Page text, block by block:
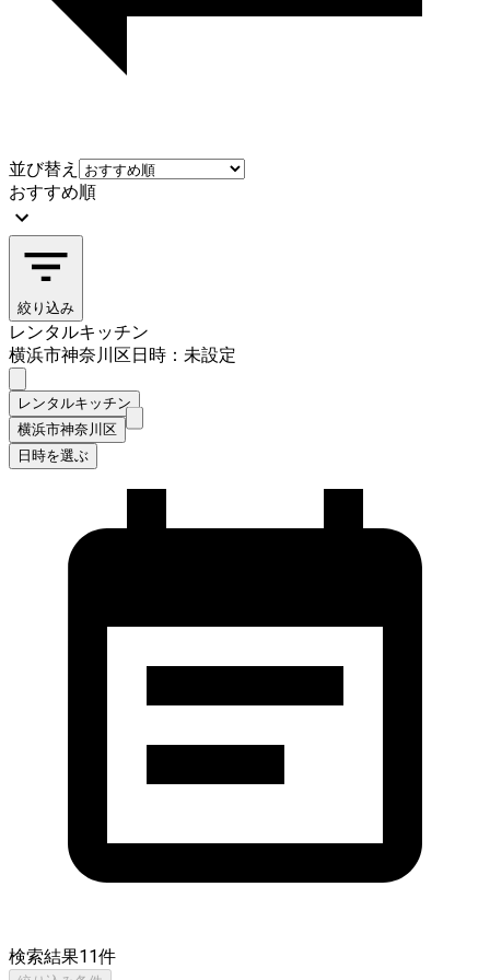
並び替え
おすすめ順
絞り込み
レンタルキッチン
横浜市神奈川区日時：未設定
レンタルキッチン
横浜市神奈川区
日時を選ぶ
検索結果11件